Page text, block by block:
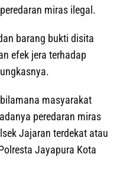
miras ilegal.
barang bukti disita
efek jera terhadap
masyarakat
peredaran miras
Jajaran terdekat atau
Jayapura Kota